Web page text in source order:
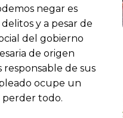
negar es
y a pesar de
del gobierno
de origen
de sus
ocupe un
perder todo.